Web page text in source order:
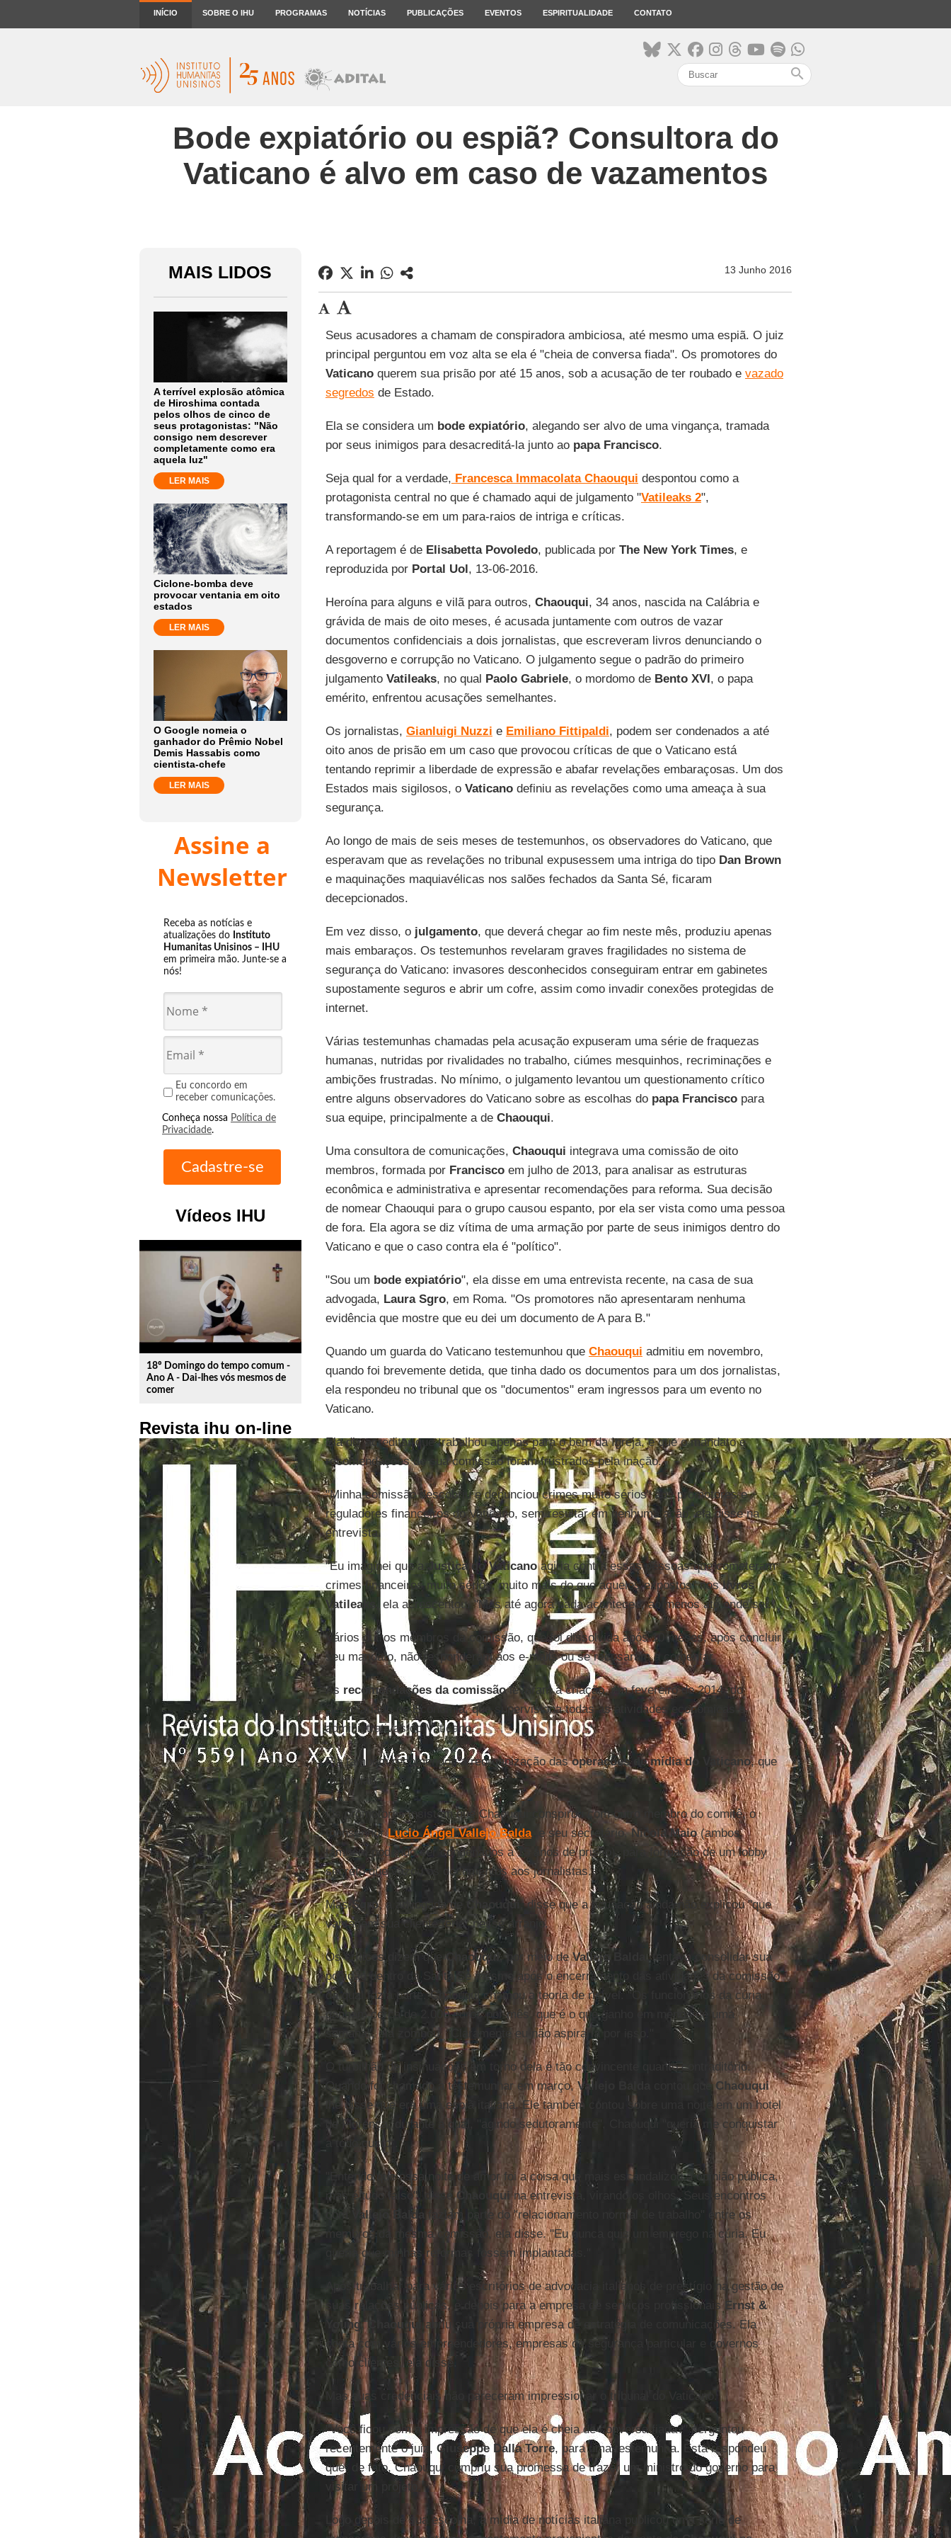
INÍCIO SOBRE O IHU PROGRAMAS NOTÍCIAS PUBLICAÇÕES EVENTOS ESPIRITUALIDADE CONTATO
search
Bode expiatório ou espiã? Consultora do
Vaticano é alvo em caso de vazamentos
MAIS LIDOS
A terrível explosão atômica
de Hiroshima contada
pelos olhos de cinco de
seus protagonistas: "Não
consigo nem descrever
completamente como era
aquela luz"
LER MAIS
Ciclone-bomba deve
provocar ventania em oito
estados
LER MAIS
O Google nomeia o
ganhador do Prêmio Nobel
Demis Hassabis como
cientista-chefe
LER MAIS
Assine a
Newsletter
Receba as notícias e
atualizações do Instituto
Humanitas Unisinos – IHU
em primeira mão. Junte-se a
nós!
Eu concordo em
receber comunicações.
Conheça nossa Política de
Privacidade.
Vídeos IHU
play_circle_outline
18º Domingo do tempo comum -
Ano A - Dai-lhes vós mesmos de
comer
Revista ihu on-line
13 Junho 2016
Seus acusadores a chamam de conspiradora ambiciosa, até mesmo uma espiã. O juiz
principal perguntou em voz alta se ela é "cheia de conversa fiada". Os promotores do
Vaticanoquerem sua prisão por até 15 anos, sob a acusação de ter roubado e vazado
segredos de Estado.
Ela se considera um bode expiatório, alegando ser alvo de uma vingança, tramada
por seus inimigos para desacreditá-la junto ao papa Francisco.
Seja qual for a verdade, Francesca Immacolata Chaouqui despontou como a
protagonista central no que é chamado aqui de julgamento "Vatileaks 2",
transformando-se em um para-raios de intriga e críticas.
A reportagem é de Elisabetta Povoledo, publicada por The New York Times, e
reproduzida por Portal Uol, 13-06-2016.
Heroína para alguns e vilã para outros, Chaouqui, 34 anos, nascida na Calábria e
grávida de mais de oito meses, é acusada juntamente com outros de vazar
documentos confidenciais a dois jornalistas, que escreveram livros denunciando o
desgoverno e corrupção no Vaticano. O julgamento segue o padrão do primeiro
julgamento Vatileaks, no qual Paolo Gabriele, o mordomo de Bento XVI, o papa
emérito, enfrentou acusações semelhantes.
Os jornalistas, Gianluigi Nuzzi e Emiliano Fittipaldi, podem ser condenados a até
oito anos de prisão em um caso que provocou críticas de que o Vaticano está
tentando reprimir a liberdade de expressão e abafar revelações embaraçosas. Um dos
Estados mais sigilosos, o Vaticanodefiniu as revelações como uma ameaça à sua
segurança.
Ao longo de mais de seis meses de testemunhos, os observadores do Vaticano, que
esperavam que as revelações no tribunal expusessem uma intriga do tipo Dan Brown
e maquinações maquiavélicas nos salões fechados da Santa Sé, ficaram
decepcionados.
Em vez disso, o julgamento, que deverá chegar ao fim neste mês, produziu apenas
mais embaraços. Os testemunhos revelaram graves fragilidades no sistema de
segurança do Vaticano: invasores desconhecidos conseguiram entrar em gabinetes
supostamente seguros e abrir um cofre, assim como invadir conexões protegidas de
internet.
Várias testemunhas chamadas pela acusação expuseram uma série de fraquezas
humanas, nutridas por rivalidades no trabalho, ciúmes mesquinhos, recriminações e
ambições frustradas. No mínimo, o julgamento levantou um questionamento crítico
entre alguns observadores do Vaticano sobre as escolhas do papa Franciscopara
sua equipe, principalmente a de Chaouqui.
Uma consultora de comunicações, Chaouqui integrava uma comissão de oito
membros, formada por Franciscoem julho de 2013, para analisar as estruturas
econômica e administrativa e apresentar recomendações para reforma. Sua decisão
de nomear Chaouqui para o grupo causou espanto, por ela ser vista como uma pessoa
de fora. Ela agora se diz vítima de uma armação por parte de seus inimigos dentro do
Vaticano e que o caso contra ela é "político".
"Sou um bode expiatório", ela disse em uma entrevista recente, na casa de sua
advogada, Laura Sgro, em Roma. "Os promotores não apresentaram nenhuma
evidência que mostre que eu dei um documento de A para B."
Quando um guarda do Vaticano testemunhou que Chaouqui admitiu em novembro,
quando foi brevemente detida, que tinha dado os documentos para um dos jornalistas,
ela respondeu no tribunal que os "documentos" eram ingressos para um evento no
Vaticano.
Ela diz acreditar que trabalhou apenas para o bem da Igreja, e que o mandato e
recomendações de sua comissão foram frustrados pela inação.
"Minha comissão descobriu e denunciou crimes muito sérios" aos promotores e
reguladores financeiros do Vaticano, sem resultar em nenhuma ação, ela disse na
entrevista.
"Eu imaginei que a Justiça do Vaticanoagiria contra essas pessoas que cometeram
crimes financeiros muito sérios, muito mais do que aqueles expostos" noslivros
Vatileaks
, ela acrescentou. "Mas até agora nada aconteceu, ao menos até onde sei."
Vários outros membros da comissão, que foi dissolvida após 10 meses, após concluir
seu mandato, não responderam aos e-mails ou se recusaram a comentar.
As recomendações da comissãolevaram à criação, em fevereiro de 2014, do
Secretariado de Economia, que supervisiona todas as atividades econômicas e
administrativas do Vaticano.
Ela também recomendou a reorganização dasoperações de mídia do Vaticano, que
foi iniciada.
Os promotores insistem que Chaouqui conspirou com outro membro do comitê, o
monsenhorLucio Ángel Vallejo Balda, e seu secretário,Nicola Maio(ambos
também podendo ser condenados a 15 anos de prisão), para formação de um lobby
secreto que vazou os documentos aos jornalistas.
MasSgro, a advogada de Chaouqui , disse que a acusação ainda não explicou "que
vantagem sua cliente teria" nesse arranjo.
Os críticos dizem queChaouqui, por meio deVallejo Balda
, tentava consolidar sua
posição dentro da Santa Sé mesmo após o encerramento das atividades da comissão
da qual fazia parte. Chaouqui chamou a teoria de risível. "Os funcionários da cúria
ganham cerca de 2.000 euros por mês, que é o que ganho em menos de uma
semana", ela zombou. "Claramente eu não aspiraria por isso."
O turbilhão de insinuações em torno dela é tão convincente quanto contraditório.
Quando foi chamado a testemunhar em março,Vallejo contou que Chaouqui
lhe disse que era uma espiã italiana. Ele também contou sobre uma noite em um hotel
de Florença, durante a qual, "agindo sedutoramente", Chaouqui "queria me conquistar
a todo custo".
"Entendo que essa noite de amor foi a coisa que mais escandalizou a opinião pública,
mas é tudo falso", disseChaouqui na entrevista, virando os olhos. Seus encontros
com
Vallejo Balda
faziam parte do "relacionamento normal de trabalho" entre os
membros da mesma comissão, ela disse. "Eu nunca quis um emprego na cúria. Eu
queria que minhas reformas fossem implantadas."
Após trabalhar para vários escritórios de advocacia italianos de prestígio na gestão de
suas relações públicas, e depois para a empresa de serviços profissionais Ernst &
Young ,Chaouqui
abriu sua própria empresa de estratégia de comunicações. Ela
conta com vários empreendedores, empresas de segurança particular e governos
como clientes, ela disse.
Mas suas credenciais não pareceram impressionar o tribunal do Vaticano.
"Você ficou com a impressão de que ela é cheia de conversa fiada?" perguntou
recentemente o juiz, Giuseppe Dalla Torre, para uma testemunha. Esta respondeu
que, de fato, Chaouqui cumpriu sua promessa de trazer um ministro do governo para
visitar um projeto.
Logo depois de sua escolha, a mídia de notícias italiana publicou uma série de